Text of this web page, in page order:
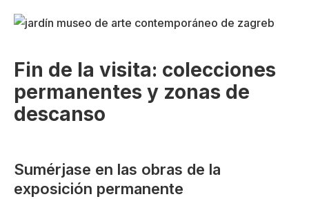
Fin de la visita: colecciones
permanentes y zonas de
descanso
Sumérjase en las obras de la
exposición permanente